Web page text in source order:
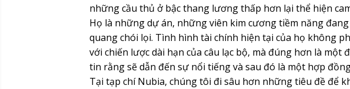
những cầu thủ ở bậc thang lương thấp hơn lại thể hiện
Họ là những dự án, những viên kim cương tiềm năng
quang chói lọi. Tình hình tài chính hiện tại của họ không
với chiến lược dài hạn của câu lạc bộ, mà đúng hơn là
tin rằng sẽ dẫn đến sự nổi tiếng và sau đó là một hợp
Tại tạp chí Nubia, chúng tôi đi sâu hơn những tiêu đề để